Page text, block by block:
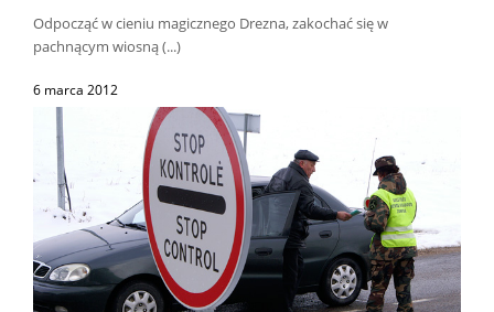
Odpocząć w cieniu magicznego Drezna, zakochać się w
pachnącym wiosną (...)
6 marca 2012